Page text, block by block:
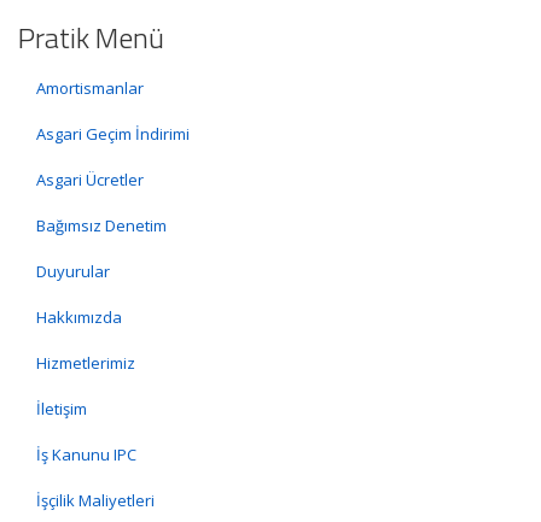
Pratik Menü
Amortismanlar
Asgari Geçim İndirimi
Asgari Ücretler
Bağımsız Denetim
Duyurular
Hakkımızda
Hizmetlerimiz
İletişim
İş Kanunu IPC
İşçilik Maliyetleri